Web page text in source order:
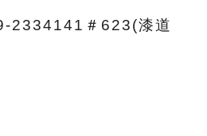
2334141＃623(漆道